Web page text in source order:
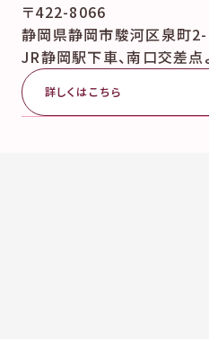
〒422-8066
静岡県静岡市駿河区泉町
JR静岡駅下車、南口交差
詳しくはこちら